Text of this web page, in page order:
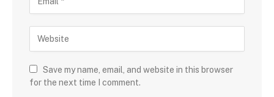
Save my name, email, and website in this browser
for the next time I comment.